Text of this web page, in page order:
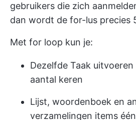
gebruikers die zich
dan wordt de for-lus precies
Met for loop kun je:
Dezelfde Taak
aantal keren
Lijst, woordenboek en
verzamelingen items